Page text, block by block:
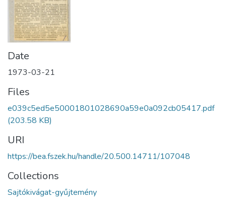
Date
1973-03-21
Files
e039c5ed5e50001801028690a59e0a092cb05417.pdf
(203.58 KB)
URI
https://bea.fszek.hu/handle/20.500.14711/107048
Collections
Sajtókivágat-gyűjtemény